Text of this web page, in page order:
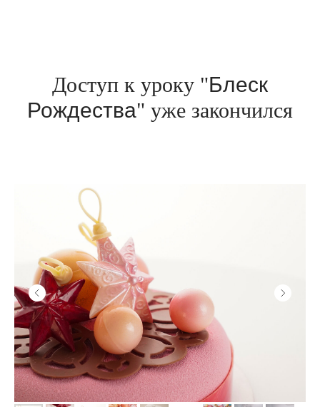
Доступ к уроку "Блеск
Рождества" уже закончился